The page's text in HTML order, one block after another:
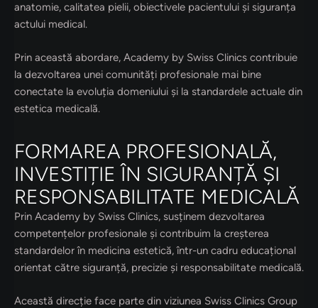
anatomie, calitatea pielii, obiectivele pacientului și siguranța
actului medical.
Prin această abordare, Academy by Swiss Clinics contribuie
la dezvoltarea unei comunități profesionale mai bine
conectate la evoluția domeniului și la standardele actuale din
estetica medicală.
FORMAREA PROFESIONALĂ,
INVESTIȚIE ÎN SIGURANȚĂ ȘI
RESPONSABILITATE MEDICALĂ
Prin Academy by Swiss Clinics, susținem dezvoltarea
competențelor profesionale și contribuim la creșterea
standardelor în medicina estetică, într-un cadru educațional
orientat către siguranță, precizie și responsabilitate medicală.
Această direcție face parte din viziunea Swiss Clinics Group